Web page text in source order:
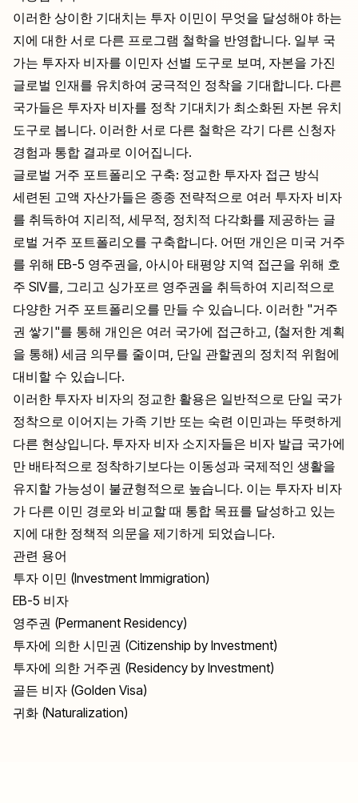
이러한 상이한 기대치는 투자 이민이 무엇을 달성해야 하는
지에 대한 서로 다른 프로그램 철학을 반영합니다. 일부 국
가는 투자자 비자를 이민자 선별 도구로 보며, 자본을 가진
글로벌 인재를 유치하여 궁극적인 정착을 기대합니다. 다른
국가들은 투자자 비자를 정착 기대치가 최소화된 자본 유치
도구로 봅니다. 이러한 서로 다른 철학은 각기 다른 신청자
경험과 통합 결과로 이어집니다.
글로벌 거주 포트폴리오 구축: 정교한 투자자 접근 방식
세련된 고액 자산가들은 종종 전략적으로 여러 투자자 비자
를 취득하여 지리적, 세무적, 정치적 다각화를 제공하는 글
로벌 거주 포트폴리오를 구축합니다. 어떤 개인은 미국 거주
를 위해 EB-5 영주권을, 아시아 태평양 지역 접근을 위해 호
주 SIV를, 그리고 싱가포르 영주권을 취득하여 지리적으로
다양한 거주 포트폴리오를 만들 수 있습니다. 이러한 "거주
권 쌓기"를 통해 개인은 여러 국가에 접근하고, (철저한 계획
을 통해) 세금 의무를 줄이며, 단일 관할권의 정치적 위험에
대비할 수 있습니다.
이러한 투자자 비자의 정교한 활용은 일반적으로 단일 국가
정착으로 이어지는 가족 기반 또는 숙련 이민과는 뚜렷하게
다른 현상입니다. 투자자 비자 소지자들은 비자 발급 국가에
만 배타적으로 정착하기보다는 이동성과 국제적인 생활을
유지할 가능성이 불균형적으로 높습니다. 이는 투자자 비자
가 다른 이민 경로와 비교할 때 통합 목표를 달성하고 있는
지에 대한 정책적 의문을 제기하게 되었습니다.
관련 용어
투자 이민 (Investment Immigration)
EB-5 비자
영주권 (Permanent Residency)
투자에 의한 시민권 (Citizenship by Investment)
투자에 의한 거주권 (Residency by Investment)
골든 비자 (Golden Visa)
귀화 (Naturalization)